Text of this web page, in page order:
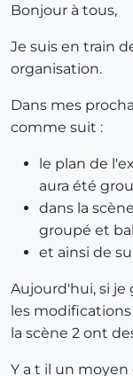
Bonjour à tous,
Je suis en train
organisation.
Dans mes
comme suit :
le plan de
aura été
dans la
groupé et
et ainsi de
Aujourd'hui, si
les
la scène 2 ont
Y a t il un